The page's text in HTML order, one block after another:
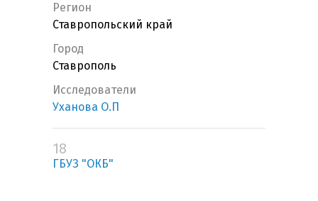
Регион
Ставропольский край
Город
Ставрополь
Исследователи
Уханова О.П
18
ГБУЗ "ОКБ"